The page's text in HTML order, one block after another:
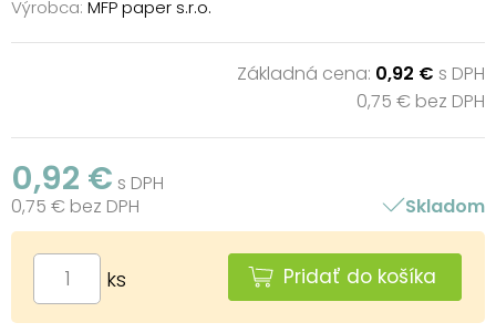
Výrobca: MFP paper s.r.o.
Základná cena: 0,92 € s DPH
0,75 € bez DPH
0,92 € s DPH
0,75 € bez DPH
Skladom
ks Pridať do košíka